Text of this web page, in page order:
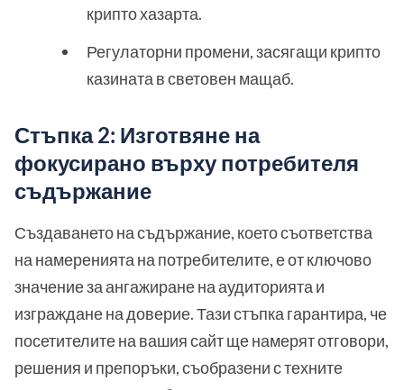
крипто хазарта.
Регулаторни промени, засягащи крипто
казината в световен мащаб.
Стъпка 2: Изготвяне на
фокусирано върху потребителя
съдържание
Създаването на съдържание, което съответства
на намеренията на потребителите, е от ключово
значение за ангажиране на аудиторията и
изграждане на доверие. Тази стъпка гарантира, че
посетителите на вашия сайт ще намерят отговори,
решения и препоръки, съобразени с техните